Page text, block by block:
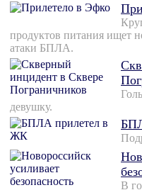
продуктов питания ищет
атаки БПЛА.
девушку.
В